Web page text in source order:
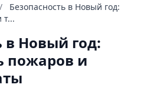
/
Безопасность в Новый год:
т...
в Новый год:
пожаров и